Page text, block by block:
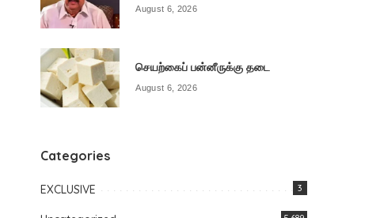
August 6, 2026
செயற்கைப் பன்னீருக்கு தடை
August 6, 2026
Categories
EXCLUSIVE 3